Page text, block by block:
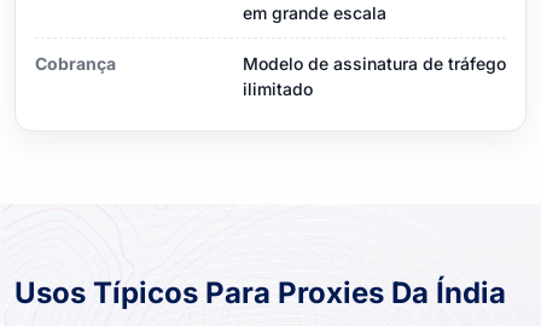
em grande escala
Cobrança
Modelo de assinatura de tráfego
ilimitado
Usos Típicos Para Proxies Da Índia